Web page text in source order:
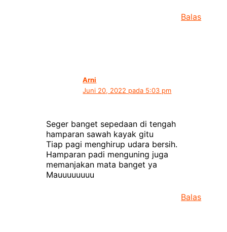
Balas
Arni
Juni 20, 2022 pada 5:03 pm
Seger banget sepedaan di tengah
hamparan sawah kayak gitu
Tiap pagi menghirup udara bersih.
Hamparan padi menguning juga
memanjakan mata banget ya
Mauuuuuuuu
Balas